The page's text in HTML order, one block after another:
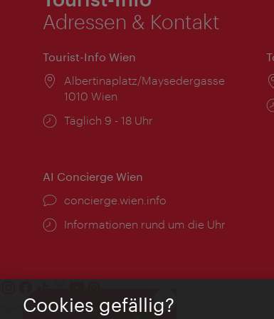
VIENNA BITES Schließen
Adressen & Kontakt
Tourist-Info Wien
Ort:
Albertinaplatz/Maysedergasse
1010 Wien
Öffnungszeiten:
Täglich 9 - 18 Uhr
AI Concierge Wien
Ort:
concierge.wien.info
Öffnungszeiten:
Informationen rund um die Uhr
KontaktCookies gefällig?